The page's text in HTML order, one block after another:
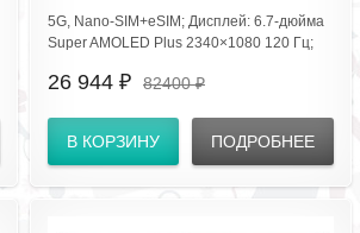
Awesome Lilac SM-
A576BZVECAC
5G, Nano‑SIM+eSIM; Дисплей: 6.7‑дюйма
Super AMOLED Plus 2340×1080 120 Гц;
50+12+5 Мп, фронт 12 Мп; Аккум 5000
отпечатка в экране.
26 944 ₽ 82400 ₽
В КОРЗИНУ ПОДРОБНЕЕ